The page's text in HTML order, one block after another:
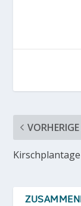
VORHERIGE